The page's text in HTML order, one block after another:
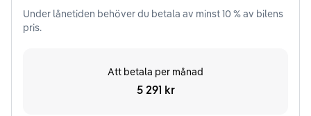
Under lånetiden behöver du betala av minst10% av bilens
pris.
Att betala per månad
5 291 kr